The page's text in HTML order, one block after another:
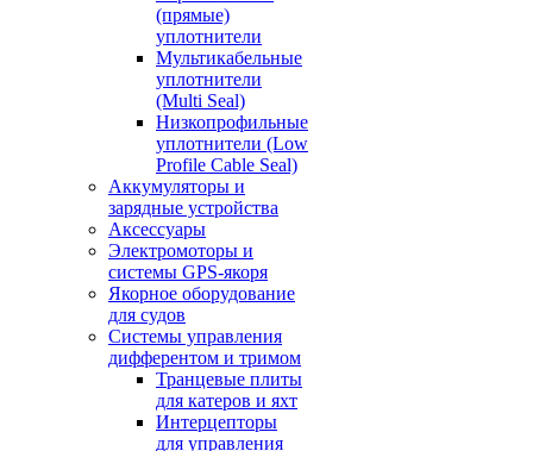
(прямые)
уплотнители
Мультикабельные
уплотнители
(Multi Seal)
Низкопрофильные
уплотнители (Low
Profile Cable Seal)
Аккумуляторы и
зарядные устройства
Аксессуары
Электромоторы и
системы GPS-якоря
Якорное оборудование
для судов
Системы управления
дифферентом и тримом
Транцевые плиты
для катеров и яхт
Интерцепторы
для управления